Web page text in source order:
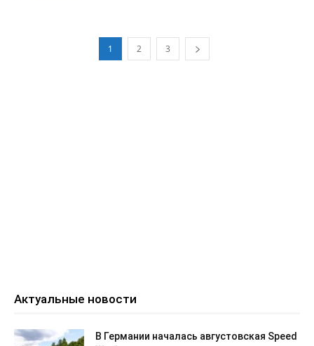
1 2 3
Актуальные новости
В Германии началась августовская Speed